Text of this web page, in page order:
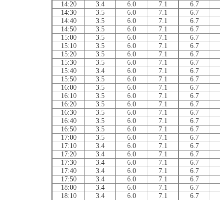
14:20
3.4 6.0 7.1
6.7
14:30
3.5 6.0 7.1
6.7
14:40
3.5 6.0 7.1
6.7
14:50
3.5 6.0 7.1
6.7
15:00
3.5 6.0 7.1
6.7
15:10
3.5 6.0 7.1
6.7
15:20
3.5 6.0 7.1
6.7
15:30
3.5 6.0 7.1
6.7
15:40
3.4 6.0 7.1
6.7
15:50
3.5 6.0 7.1
6.7
16:00
3.5 6.0 7.1
6.7
16:10
3.5 6.0 7.1
6.7
16:20
3.5 6.0 7.1
6.7
16:30
3.5 6.0 7.1
6.7
16:40
3.5 6.0 7.1
6.7
16:50
3.5 6.0 7.1
6.7
17:00
3.5 6.0 7.1
6.7
17:10
3.4 6.0 7.1
6.7
17:20
3.4 6.0 7.1
6.7
17:30
3.4 6.0 7.1
6.7
17:40
3.4 6.0 7.1
6.7
17:50
3.4 6.0 7.1
6.7
18:00
3.4 6.0 7.1
6.7
18:10
3.4 6.0 7.1
6.7